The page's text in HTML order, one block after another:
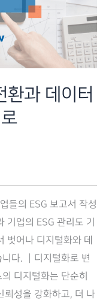
환과 데이터
들의 ESG 보고서 작성
기업의 ESG 관리도 기
벗어나 디지털화와 데
니다. ┃디지털화로 변
디지털화는 단순히
뢰성을 강화하고, 더 나